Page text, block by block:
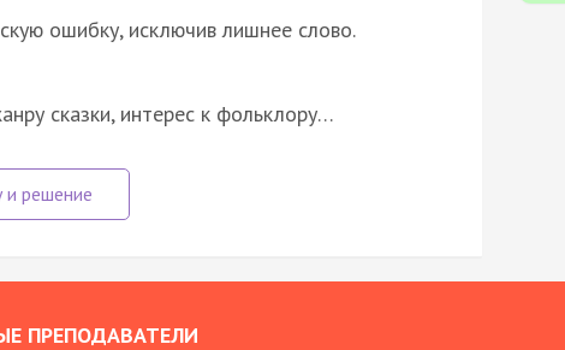
ошибку, исключив лишнее слово.
сказки, интерес к фольклору…
ПРЕПОДАВАТЕЛИ